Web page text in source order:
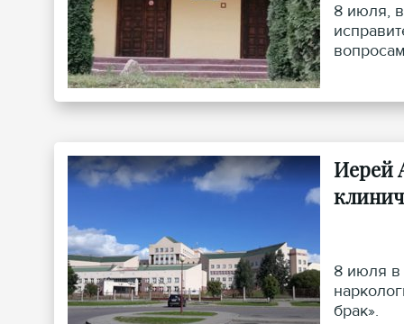
8 июля,
Иерей
8 июля в
брак».